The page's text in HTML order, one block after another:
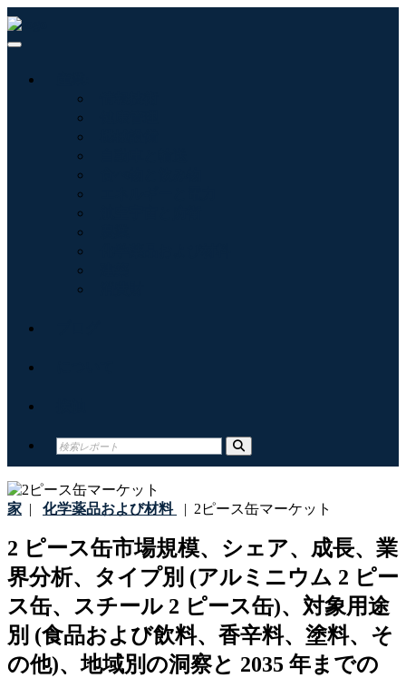
家 | 化学薬品および材料 | 2ピース缶マーケット
2 ピース缶市場規模、シェア、成長、業
界分析、タイプ別 (アルミニウム 2 ピー
ス缶、スチール 2 ピース缶)、対象用途
別 (食品および飲料、香辛料、塗料、そ
の他)、地域別の洞察と 2035 年までの